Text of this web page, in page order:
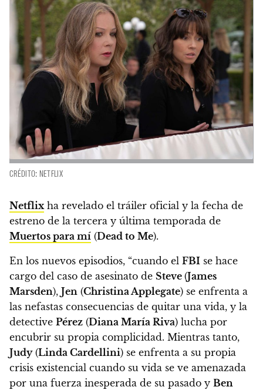
CRÉDITO: NETFLIX
Netflixha revelado el tráiler oficial y la fecha de
estreno de la tercera y última temporada de
Muertos para mí (Dead to Me).
En los nuevos episodios, “cuando el FBI se hace
cargo del caso de asesinato de Steve (James
Marsden), Jen (Christina Applegate) se enfrenta a
las nefastas consecuencias de quitar una vida, y la
detective Pérez (Diana María Riva) lucha por
encubrir su propia complicidad. Mientras tanto,
Judy(Linda Cardellini) se enfrenta a su propia
crisis existencial cuando su vida se ve amenazada
por una fuerza inesperada de su pasado y Ben